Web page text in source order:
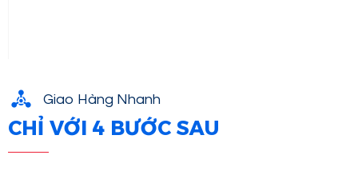
Giao Hàng Nhanh
CHỈ VỚI 4 BƯỚC SAU